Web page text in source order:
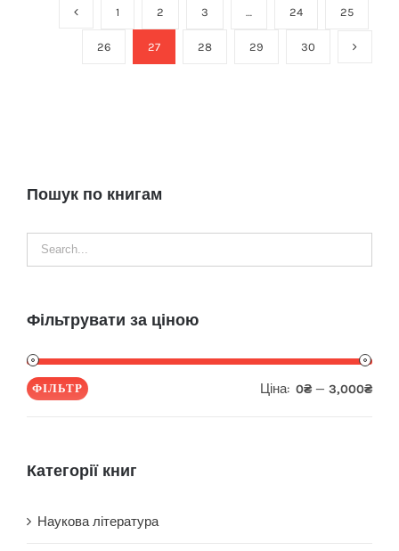
1 2 3 … 24 25
26 27 28 29 30
Пошук по книгам
Фільтрувати за ціною
ФІЛЬТР Ціна: 0₴ — 3,000₴
Категорії книг
Наукова література